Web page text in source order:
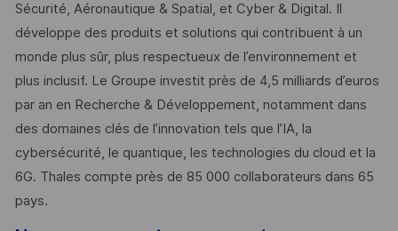
Sécurité, Aéronautique & Spatial, et Cyber & Digital. Il
développe des produits et solutions qui contribuent à un
monde plus sûr, plus respectueux de l’environnement et
plus inclusif. Le Groupe investit près de 4,5 milliards d’euros
par an en Recherche & Développement, notamment dans
des domaines clés de l’innovation tels que l’IA, la
cybersécurité, le quantique, les technologies du cloud et la
6G. Thales compte près de 85 000 collaborateurs dans 65
pays. ​